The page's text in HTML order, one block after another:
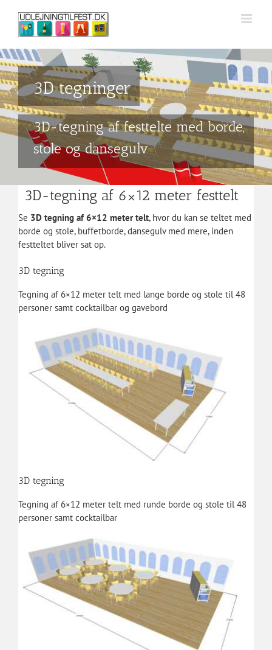
content
3D tegninger
3D-tegning af festtelte med borde,
stole og dansegulv
3D-tegning af 6×12 meter festtelt
Se 3D tegning af 6×12 meter telt, hvor du kan se teltet med
borde og stole, buffetborde, dansegulv med mere, inden
festteltet bliver sat op.
3D tegning
Tegning af 6×12 meter telt med lange borde og stole til 48
personer samt cocktailbar og gavebord
3D tegning
Tegning af 6×12 meter telt med runde borde og stole til 48
personer samt cocktailbar